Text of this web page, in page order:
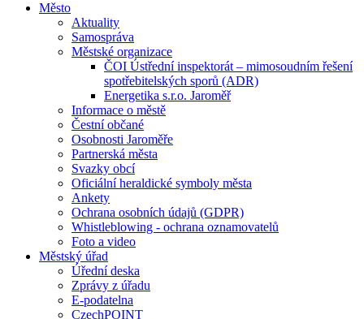
Město
Aktuality
Samospráva
Městské organizace
ČOI Ústřední inspektorát – mimosoudním řešení
spotřebitelských sporů (ADR)
Energetika s.r.o. Jaroměř
Informace o městě
Čestní občané
Osobnosti Jaroměře
Partnerská města
Svazky obcí
Oficiální heraldické symboly města
Ankety
Ochrana osobních údajů (GDPR)
Whistleblowing - ochrana oznamovatelů
Foto a video
Městský úřad
Úřední deska
Zprávy z úřadu
E-podatelna
CzechPOINT